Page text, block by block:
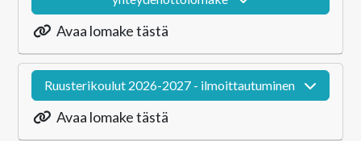
Avaa lomake tästä
Ruusterikoulut 2026-2027 - ilmoittautuminen
Avaa lomake tästä